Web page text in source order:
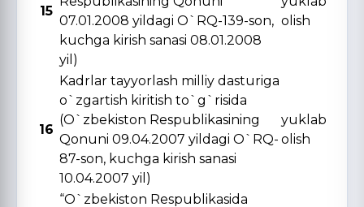
15
07.01.2008 yildagi O`RQ-139-son,
kuchga kirish sanasi 08.01.2008
yil)
olish
16
Kadrlar tayyorlash milliy dasturiga
o`zgartish kiritish to`g`risida
(O`zbekiston Respublikasining
Qonuni 09.04.2007 yildagi O`RQ-
87-son, kuchga kirish sanasi
10.04.2007 yil)
yuklab
olish
“O`zbekiston Respublikasida